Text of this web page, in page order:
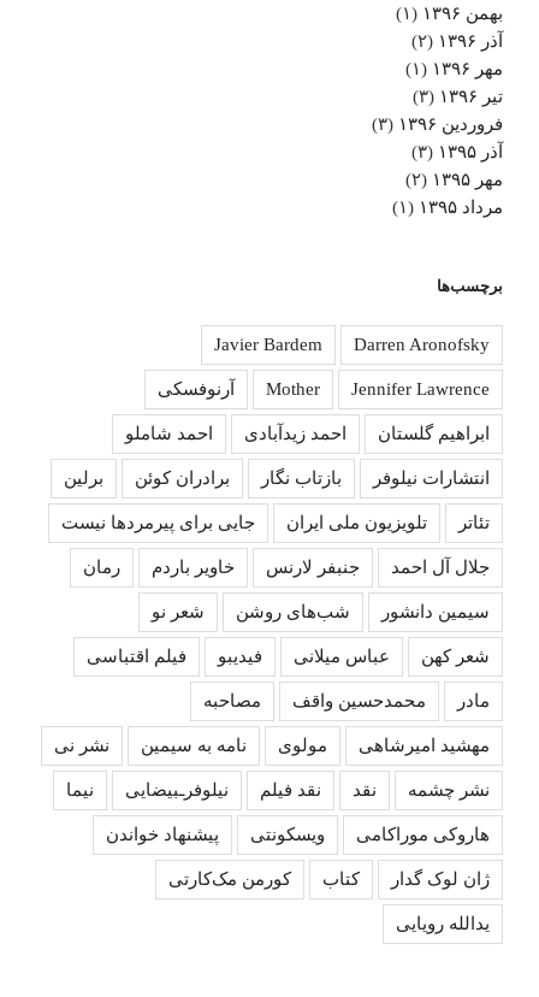
بهمن ۱۳۹۶
(۱)
آذر ۱۳۹۶
(۲)
مهر ۱۳۹۶
(۱)
تیر ۱۳۹۶
(۳)
فروردین ۱۳۹۶
(۳)
آذر ۱۳۹۵
(۳)
مهر ۱۳۹۵
(۲)
مرداد ۱۳۹۵
(۱)
برچسب‌ها
Darren Aronofsky
Javier Bardem
Jennifer Lawrence
Mother آرنوفسکی
ابراهیم گلستان احمد زیدآبادی احمد شاملو
انتشارات نیلوفر بازتاب نگار برادران کوئن برلین
تئاتر تلویزیون ملی ایران جایی برای پیرمردها نیست
جلال آل احمد جنبفر لارنس خاویر باردم رمان
سیمین دانشور شب‌های روشن شعر نو
شعر کهن عباس میلانی فیدیبو فیلم اقتباسی
مادر محمدحسین واقف مصاحبه
مهشید امیرشاهی مولوی نامه به سیمین نشر نی
نشر چشمه نقد نقد فیلم نیلوفرـبیضایی نیما
هاروکی موراکامی ویسکونتی پیشنهاد خواندن
ژان لوک گدار کتاب کورمن مک‌کارتی
یدالله رویایی